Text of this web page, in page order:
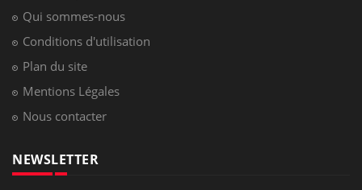
Qui sommes-nous
Conditions d'utilisation
Plan du site
Mentions Légales
Nous contacter
NEWSLETTER